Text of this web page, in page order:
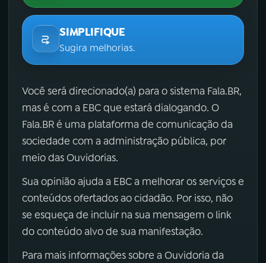
SIMPLIFIQUE
Sugira melhorias.
Você será direcionado(a) para o sistema Fala.BR,
mas é com a EBC que estará dialogando. O
Fala.BR é uma plataforma de comunicação da
sociedade com a administração pública, por
meio das Ouvidorias.
Sua opinião ajuda a EBC a melhorar os serviços e
conteúdos ofertados ao cidadão. Por isso, não
se esqueça de incluir na sua mensagem o link
do conteúdo alvo de sua manifestação.
Para mais informações sobre a Ouvidoria da